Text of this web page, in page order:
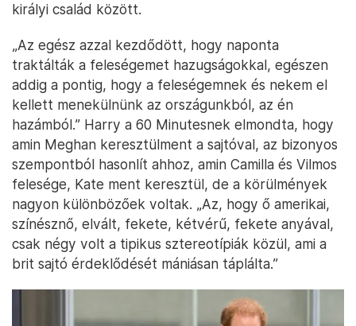
királyi család között.
„Az egész azzal kezdődött, hogy naponta
traktálták a feleségemet hazugságokkal, egészen
addig a pontig, hogy a feleségemnek és nekem el
kellett menekülnünk az országunkból, az én
hazámból.” Harry a 60 Minutesnek elmondta, hogy
amin Meghan keresztülment a sajtóval, az bizonyos
szempontból hasonlít ahhoz, amin Camilla és Vilmos
felesége, Kate ment keresztül, de a körülmények
nagyon különbözőek voltak. „Az, hogy ő amerikai,
színésznő, elvált, fekete, kétvérű, fekete anyával,
csak négy volt a tipikus sztereotípiák közül, ami a
brit sajtó érdeklődését mániásan táplálta.”